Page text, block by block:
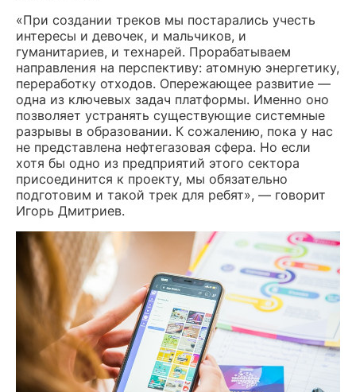
«При создании треков мы постарались учесть
интересы и девочек, и мальчиков, и
гуманитариев, и технарей. Прорабатываем
направления на перспективу: атомную энергетику,
переработку отходов. Опережающее развитие —
одна из ключевых задач платформы. Именно оно
позволяет устранять существующие системные
разрывы в образовании. К сожалению, пока у нас
не представлена нефтегазовая сфера. Но если
хотя бы одно из предприятий этого сектора
присоединится к проекту, мы обязательно
подготовим и такой трек для ребят», — говорит
Игорь Дмитриев.